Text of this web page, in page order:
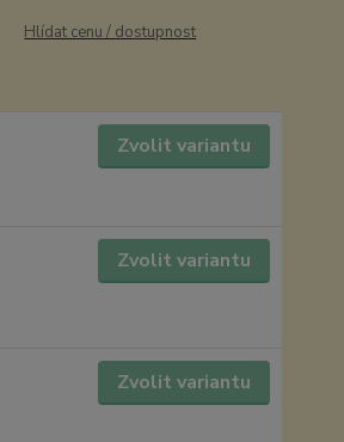
Hlídat cenu / dostupnost
Zvolit variantu
Zvolit variantu
Zvolit variantu